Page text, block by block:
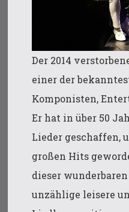
Der 2014
einer der
Komponisten,
Er hat in über 50
Lieder geschaffen,
großen Hits
dieser
unzählige leisere